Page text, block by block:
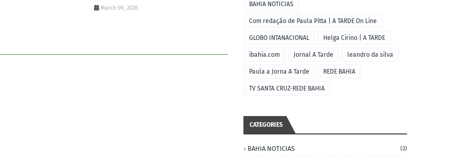
March 09, 2026
BAHIA NOTICIAS
Com redação de Paula Pitta | A TARDE On Line
GLOBO INTANACIONAL Helga Cirino | A TARDE
ibahia.com Jornal A Tarde leandro da silva
Paula a Jorna A Tarde REDE BAHIA
TV SANTA CRUZ-REDE BAHIA
CATEGORIES
BAHIA NOTICIAS (2)